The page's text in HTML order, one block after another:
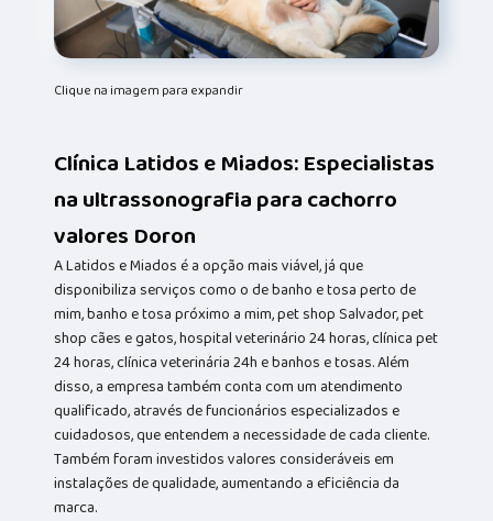
Clique na imagem para expandir
Clínica Latidos e Miados: Especialistas
na ultrassonografia para cachorro
valores Doron
A Latidos e Miados é a opção mais viável, já que
disponibiliza serviços como o de banho e tosa perto de
mim, banho e tosa próximo a mim, pet shop Salvador, pet
shop cães e gatos, hospital veterinário 24 horas, clínica pet
24 horas, clínica veterinária 24h e banhos e tosas. Além
disso, a empresa também conta com um atendimento
qualificado, através de funcionários especializados e
cuidadosos, que entendem a necessidade de cada cliente.
Também foram investidos valores consideráveis em
instalações de qualidade, aumentando a eficiência da
marca.